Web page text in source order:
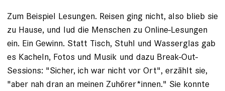
Zum Beispiel Lesungen. Reisen ging nicht, also blieb sie
zu Hause, und lud die Menschen zu Online-Lesungen
ein. Ein Gewinn. Statt Tisch, Stuhl und Wasserglas gab
es Kacheln, Fotos und Musik und dazu Break-Out-
Sessions: "Sicher, ich war nicht vor Ort", erzählt sie,
"aber nah dran an meinen Zuhörer*innen." Sie konnte